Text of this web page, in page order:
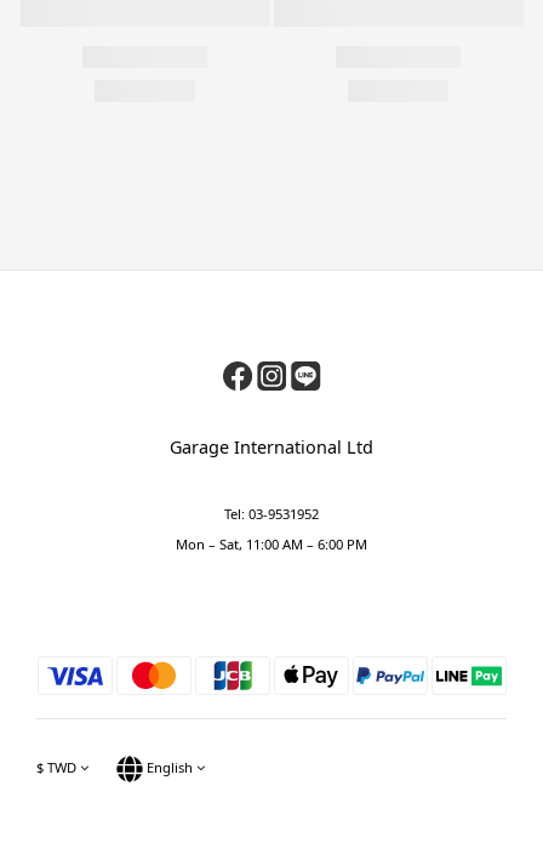
Garage International Ltd
Tel: 03-9531952
Mon – Sat, 11:00 AM – 6:00 PM
$ TWD English